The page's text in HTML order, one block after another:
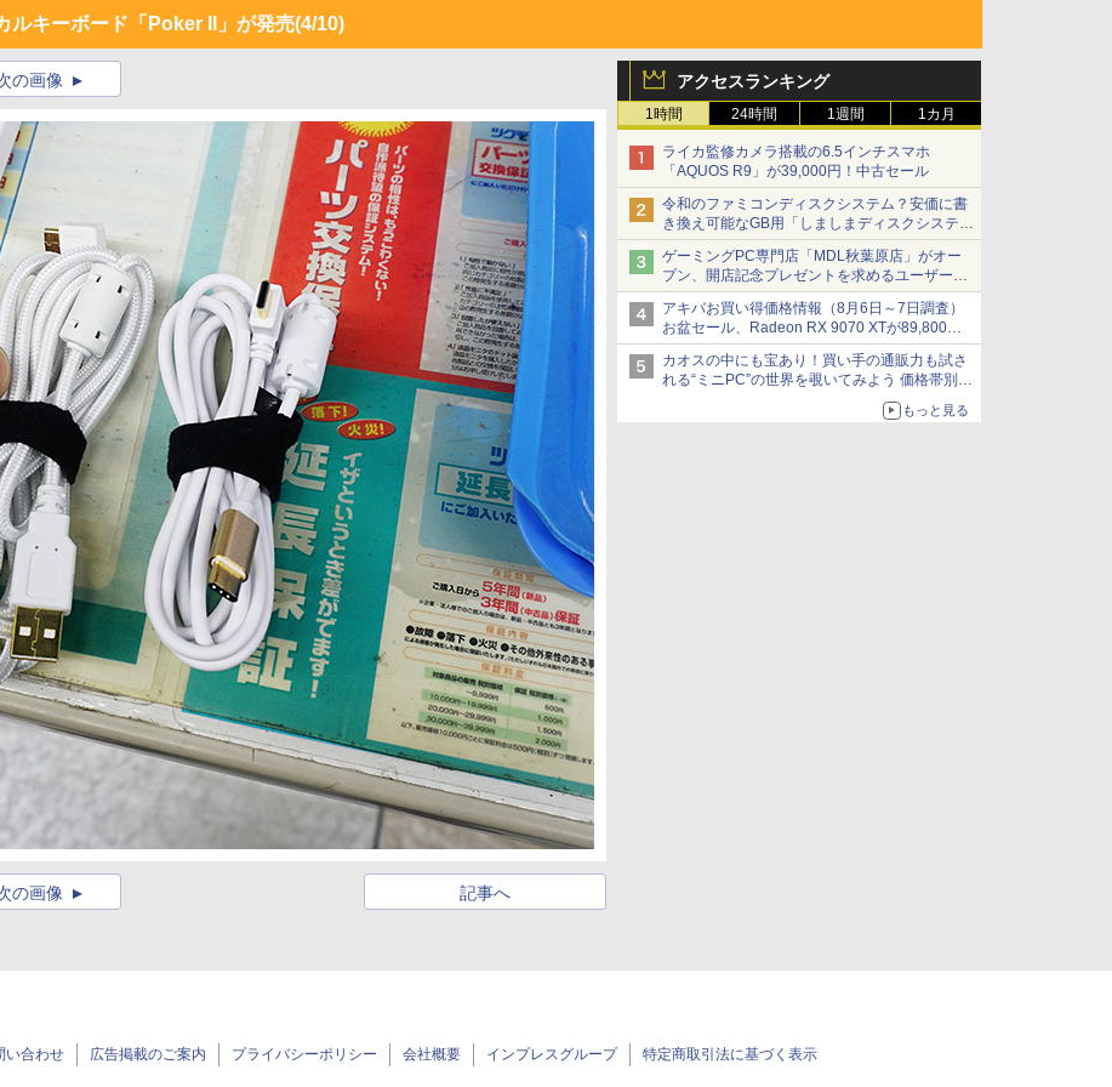
ルキーボード「Poker II」が発売(4/10)
アクセスランキング
1時間 24時間 1週間 1カ月
ライカ監修カメラ搭載の6.5インチスマホ
「AQUOS R9」が39,000円！中古セール
令和のファミコンディスクシステム？安価に書
き換え可能なGB用「しましまディスクシステ
ム」
ゲーミングPC専門店「MDL秋葉原店」がオー
プン、開店記念プレゼントを求めるユーザーが
押し寄せ長蛇の列に
アキバお買い得価格情報（8月6日～7日調査）
お盆セール、Radeon RX 9070 XTが89,800
円、水平周波数24.8kHz対応の17型モニターが
9,801円、暑さ指数連動セール ほか
カオスの中にも宝あり！買い手の通販力も試さ
れる“ミニPC”の世界を覗いてみよう 価格帯別に
仕様や特徴を整理、11製品をピックアップ text
もっと見る
の画像
の画像 記事へ
い合わせ 広告掲載のご案内 プライバシーポリシー 会社概要 インプレスグループ 特定商取引法に基づく表示